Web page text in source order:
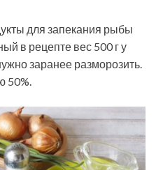
для запекания рыбы
в рецепте вес 500 г у
заранее разморозить.
50%.